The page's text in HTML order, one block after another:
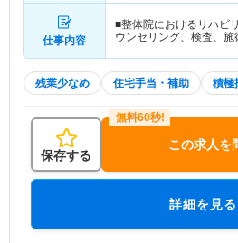
仕事内容
■整体院におけるリハビ
ウンセリング、検査、
残業少なめ 住宅手当・補助 積極
保存する
この求人を
詳細を見る